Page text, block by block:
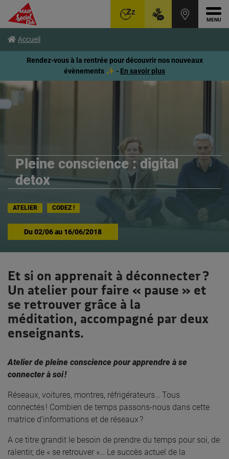
contenu
page
Accueil
Rendez-vous à la rentrée pour découvrir nos nouveaux
évènements ✨ - En savoir plus
Pleine conscience : digital
detox
ATELIER CODEZ !
Du02/06au 16/06/2018
Et si on apprenait à déconnecter ?
Un atelier pour faire « pause » et
se retrouver grâce à la
méditation, accompagné par deux
enseignants.
Atelier de pleine conscience pour apprendre à se
connecter à soi !
Réseaux, voitures, montres, réfrigérateurs… Tous
connectés ! Combien de temps passons-nous dans cette
matrice d’informations et de réseaux ?
A ce titre grandit le besoin de prendre du temps pour soi, de
ralentir, de « se retrouver »… Le succès actuel de la